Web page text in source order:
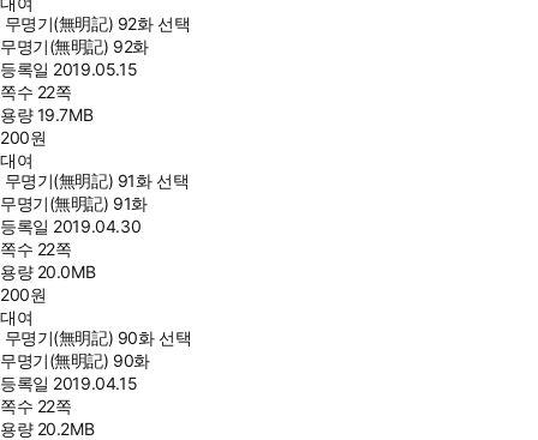
무명기(無明記) 92화 선택
무명기(無明記) 92화
등록일 2019.05.15
쪽수 22쪽
용량19.7MB
200원
대여
무명기(無明記) 91화 선택
무명기(無明記) 91화
등록일 2019.04.30
쪽수 22쪽
용량 20.0MB
200원
대여
무명기(無明記) 90화 선택
무명기(無明記) 90화
등록일 2019.04.15
쪽수 22쪽
용량 20.2MB